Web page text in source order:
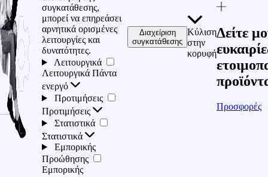
συγκατάθεσης,
μπορεί να επηρεάσει
αρνητικά ορισμένες
λειτουργίες και
δυνατότητες.
Λειτουργικά
Λειτουργικά Πάντα
ενεργό
Προτιμήσεις
Προτιμήσεις
Στατιστικά
Στατιστικά
Εμπορικής
Προώθησης
Εμπορικής
Διαχείριση
συγκατάθεσης
Κύλιση
στην
κορυφή
Δείτε
Προσφορές